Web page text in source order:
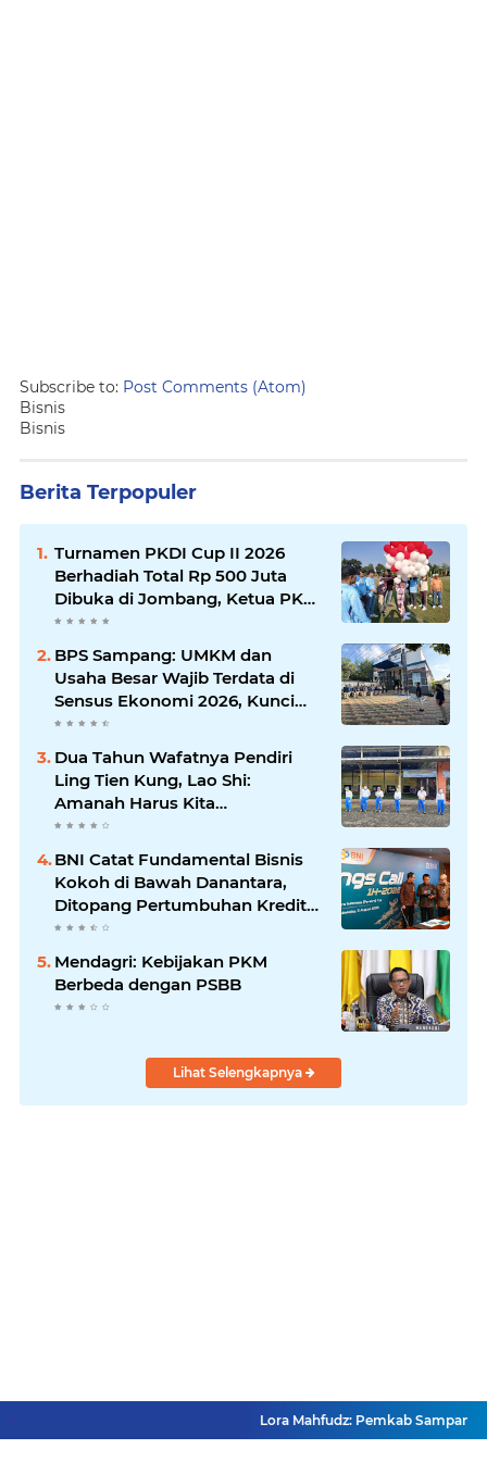
Subscribe to: Post Comments (Atom)
Bisnis
Bisnis
Berita Terpopuler
Turnamen PKDI Cup II 2026
Berhadiah Total Rp 500 Juta
Dibuka di Jombang, Ketua PKDI
Jatim Syaifullah Mahdi: Ajang
Komunikasi Antar-Kades untuk
Memajukan Desa
BPS Sampang: UMKM dan
Usaha Besar Wajib Terdata di
Sensus Ekonomi 2026, Kunci
Kebijakan Tepat Sasaran
Dua Tahun Wafatnya Pendiri
Ling Tien Kung, Lao Shi:
Amanah Harus Kita
Laksanakan!
BNI Catat Fundamental Bisnis
Kokoh di Bawah Danantara,
Ditopang Pertumbuhan Kredit
dan Kualitas Aset
Mendagri: Kebijakan PKM
Berbeda dengan PSBB
Lihat Selengkapnya
Lora Mahfudz: Pemkab Sampang